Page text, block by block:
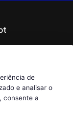
bluesoft.pt
com o seu tarifário.
de
e analisar o
consente a